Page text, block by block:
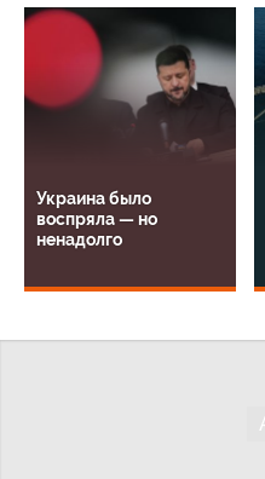
Украина было
воспряла — но
ненадолго